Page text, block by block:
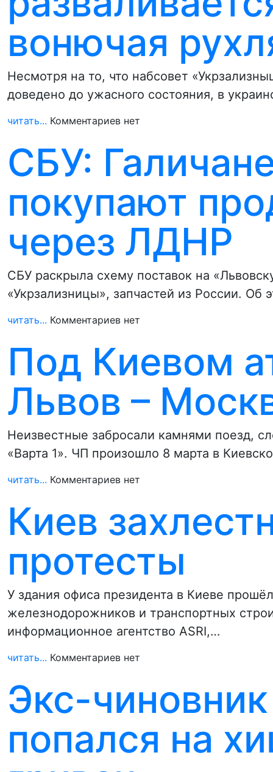
вонючая
Несмотря на то, что набсовет
доведено до ужасного состояния, в
читать... Комментариев нет
СБУ:
покупают
через ЛДНР
СБУ раскрыла схему поставок на
«Укрзализницы», запчастей из России.
читать... Комментариев нет
Под Киевом
Львов –
Неизвестные забросали камнями поезд,
«Варта 1». ЧП произошло 8 марта в
читать... Комментариев нет
Киев
протесты
У здания офиса президента в Киеве
железнодорожников и транспортных
информационное агентство ASRI,…
читать... Комментариев нет
Экс-
попался на